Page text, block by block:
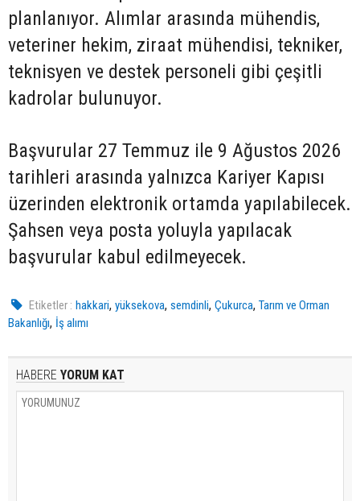
planlanıyor. Alımlar arasında mühendis,
veteriner hekim, ziraat mühendisi, tekniker,
teknisyen ve destek personeli gibi çeşitli
kadrolar bulunuyor.
Başvurular 27 Temmuz ile 9 Ağustos 2026
tarihleri arasında yalnızca Kariyer Kapısı
üzerinden elektronik ortamda yapılabilecek.
Şahsen veya posta yoluyla yapılacak
başvurular kabul edilmeyecek.
Etiketler : hakkari,yüksekova,semdinli,Çukurca,Tarım ve Orman
Bakanlığı, İş alımı
HABERE YORUM KAT